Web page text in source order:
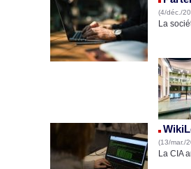
(4/déc./
La
(13/mar./
La CIA